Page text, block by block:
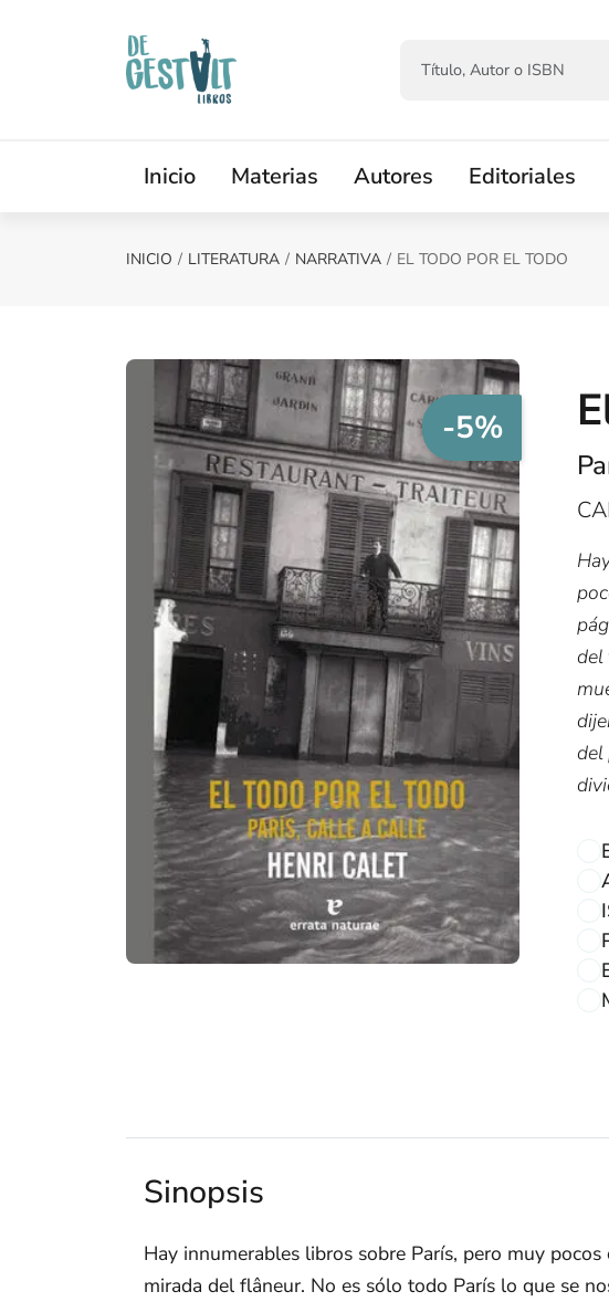
Inicio Materias Autores Editoriales
INICIO LITERATURA NARRATIVA EL TODO POR EL TODO
-5%
del
del
Sinopsis
Hay innumerables libros sobre París, pero muy
mirada del flâneur. No es sólo todo París lo que se